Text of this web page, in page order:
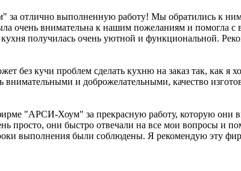
отлично выполненную работу! Мы обратились к ним
очень внимательна к нашим пожеланиям и помогла с
получилась очень уютной и функциональной.
без кучи проблем сделать кухню на заказ так, как я
и доброжелательными, качество
"АРСИ-Хоум" за прекрасную работу, которую они
просто, они быстро отвечали на все мои вопросы и
выполнения были соблюдены. Я рекомендую эту